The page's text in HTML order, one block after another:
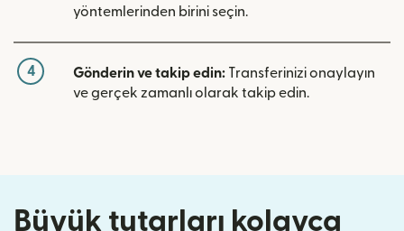
yöntemlerinden birini seçin.
4 Gönderin ve takip edin: Transferinizi onaylayın
ve gerçek zamanlı olarak takip edin.
Büyük tutarları kolayca